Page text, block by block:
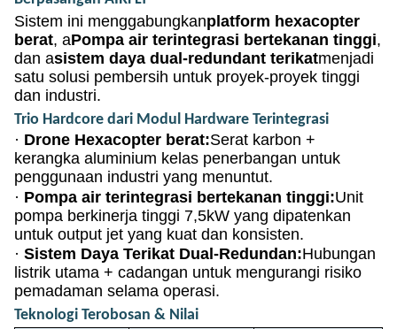
Sistem ini menggabungkanplatform hexacopter
berat, aPompa air terintegrasi bertekanan tinggi,
dan asistem daya dual-redundant terikatmenjadi
satu solusi pembersih untuk proyek-proyek tinggi
dan industri.
Trio Hardcore dari Modul Hardware Terintegrasi
· Drone Hexacopter berat:Serat karbon +
kerangka aluminium kelas penerbangan untuk
penggunaan industri yang menuntut.
· Pompa air terintegrasi bertekanan tinggi:Unit
pompa berkinerja tinggi 7,5kW yang dipatenkan
untuk output jet yang kuat dan konsisten.
· Sistem Daya Terikat Dual-Redundan:Hubungan
listrik utama + cadangan untuk mengurangi risiko
pemadaman selama operasi.
Teknologi Terobosan & Nilai